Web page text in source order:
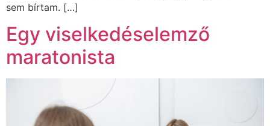
sem bírtam. […]
Egy viselkedéselemző
maratonista